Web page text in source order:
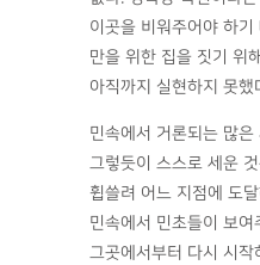
이곳을 비워주어야 하기
만을 위한 집을 짓기 위
아직까지 실현하지 못했
민속에서 거론되는 많
그렇듯이 스스로 세운
휩쓸려 어느 지점에 도
민속에서 민초들이 보여
그곳에서부터 다시 시작